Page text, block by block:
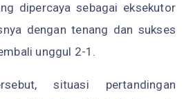
dipercaya sebagai eksekutor
dengan tenang dan sukses
unggul 2-1.
situasi pertandingan